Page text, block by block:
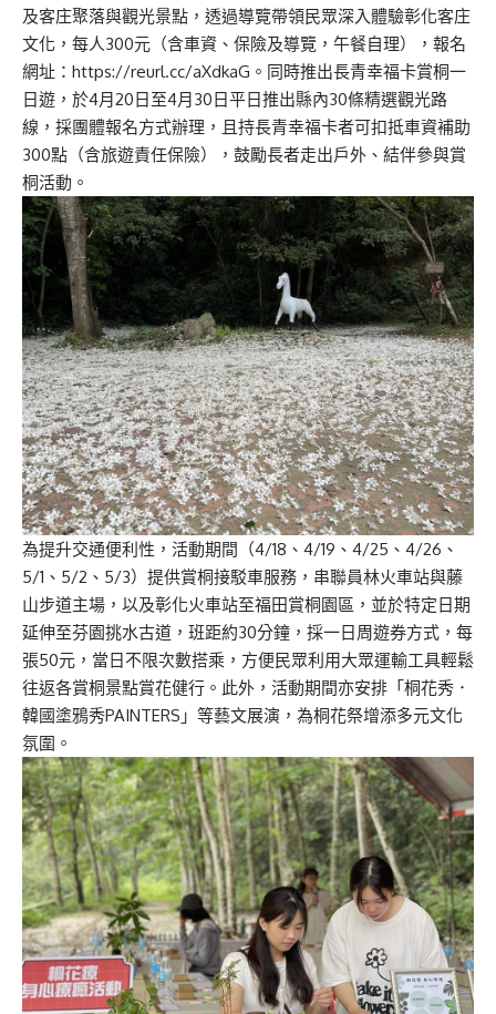
及客庄聚落與觀光景點，透過導覽帶領民眾深入體驗彰化客庄
文化，每人300元（含車資、保險及導覽，午餐自理），報名
網址：https://reurl.cc/aXdkaG。同時推出長青幸福卡賞桐一
日遊，於4月20日至4月30日平日推出縣內30條精選觀光路
線，採團體報名方式辦理，且持長青幸福卡者可扣抵車資補助
300點（含旅遊責任保險），鼓勵長者走出戶外、結伴參與賞
桐活動。
為提升交通便利性，活動期間（4/18、4/19、4/25、4/26、
5/1、5/2、5/3）提供賞桐接駁車服務，串聯員林火車站與藤
山步道主場，以及彰化火車站至福田賞桐園區，並於特定日期
延伸至芬園挑水古道，班距約30分鐘，採一日周遊券方式，每
張50元，當日不限次數搭乘，方便民眾利用大眾運輸工具輕鬆
往返各賞桐景點賞花健行。此外，活動期間亦安排「桐花秀．
韓國塗鴉秀PAINTERS」等藝文展演，為桐花祭增添多元文化
氛圍。